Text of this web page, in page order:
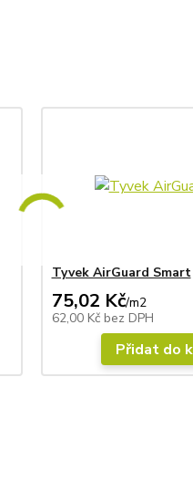
Tyvek AirGuard Smart
75,02 Kč/m2
62,00 Kč bez DPH
Přidat do